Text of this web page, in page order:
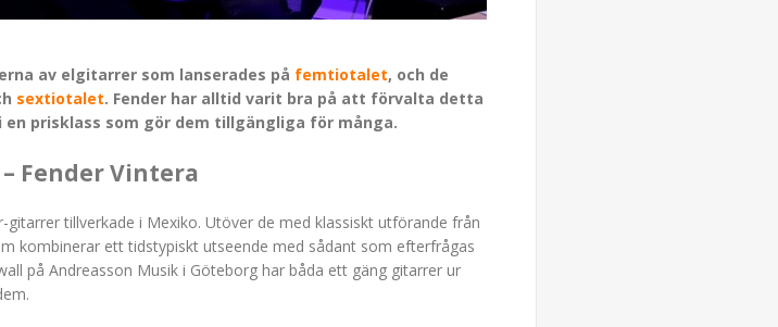
av elgitarrer som lanserades på femtiotalet, och de
sextiotalet. Fender har alltid varit bra på att förvalta detta
prisklass som gör dem tillgängliga för många.
Fender Vintera
gitarrer tillverkade i Mexiko. Utöver de med klassiskt utförande från
kombinerar ett tidstypiskt utseende med sådant som efterfrågas
på Andreasson Musik i Göteborg har båda ett gäng gitarrer ur